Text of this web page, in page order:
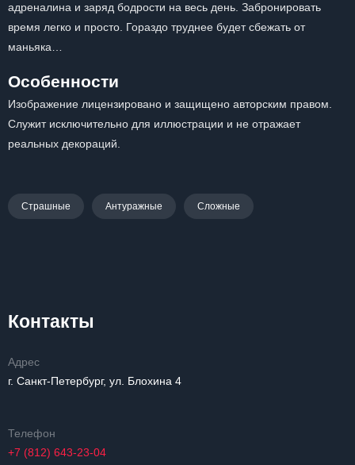
адреналина и заряд бодрости на весь день. Забронировать
время легко и просто. Гораздо труднее будет сбежать от
маньяка…
Особенности
Изображение лицензировано и защищено авторским правом.
Служит исключительно для иллюстрации и не отражает
реальных декораций.
Страшные Антуражные Сложные
Контакты
Адрес
г. Санкт-Петербург, ул. Блохина 4
Телефон
+7 (812) 643-23-04